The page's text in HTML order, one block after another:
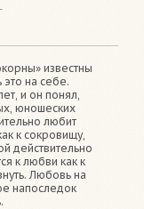
известны
на себе.
и он понял,
юношеских
любит
к сокровищу,
действительно
к любви как к
Любовь на
напоследок